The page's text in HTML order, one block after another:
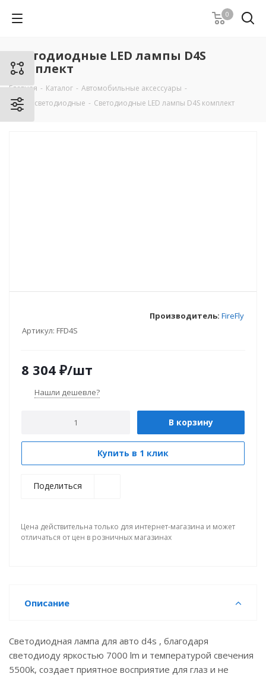
0
Светодиодные LED лампы D4S
комплект
Главная - Каталог - Автомобильные аксессуары -
Лампы светодиодные - Светодиодные LED лампы D4S комплект
Артикул: FFD4S
Производитель: FireFly
8 304 ₽/шт
Нашли дешевле?
В корзину
Купить в 1 клик
Поделиться
Цена действительна только для интернет-магазина и может
отличаться от цен в розничных магазинах
Описание
Светодиодная лампа для авто d4s , благодаря
светодиоду яркостью 7000 lm и температурой свечения
5500k, создает приятное восприятие для глаз и не